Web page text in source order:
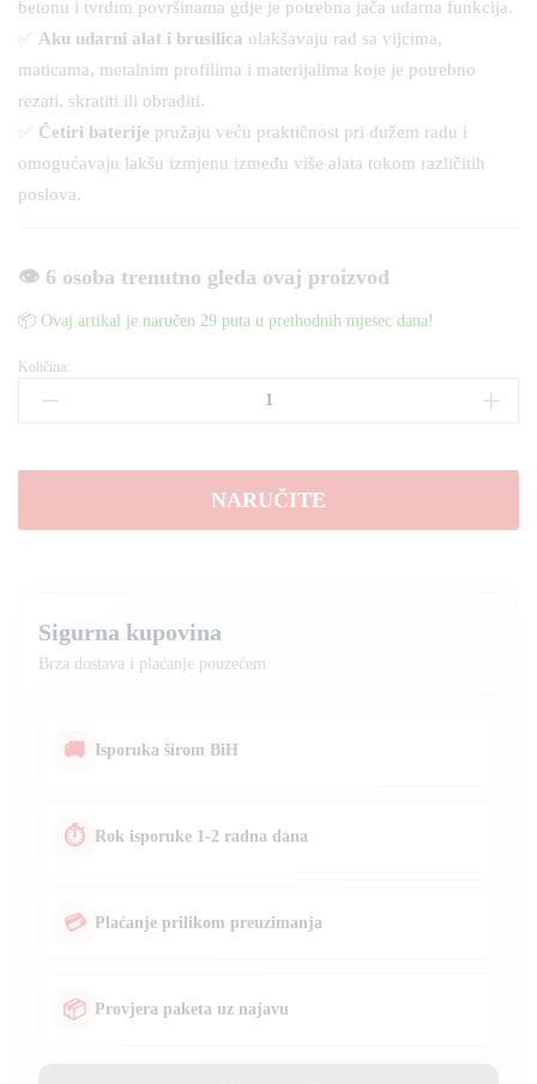
betonu i tvrdim površinama gdje je potrebna jača udarna funkcija.
Aku udarni alat i brusilica olakšavaju rad sa vijcima,
maticama, metalnim profilima i materijalima koje je potrebno
rezati, skratiti ili obraditi.
Četiri baterije pružaju veću praktičnost pri dužem radu i
omogućavaju lakšu izmjenu između više alata tokom različitih
poslova.
👁️ 6 osoba trenutno gleda ovaj proizvod
📦 Ovaj artikal je naručen 29 puta u prethodnih mjesec dana!
DeWALT
4
količina
Količina:
NARUČITE
Sigurna kupovina
Brza dostava i plaćanje pouzećem
🚚 Isporuka širom BiH
⏱ Rok isporuke 1-2 radna dana
💳 Plaćanje prilikom preuzimanja
📦 Provjera paketa uz najavu